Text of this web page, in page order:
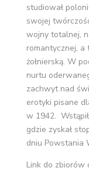
studiował
swojej
wojny totalnej,
romantycznej, a
żołnierską. W
nurtu
zachwyt nad
erotyki pisane
w 1942.
gdzie zyskał
dniu Powstania
Link do zbiorów